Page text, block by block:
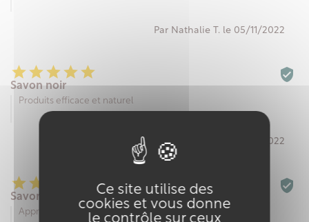
Ce site utilise des
cookies et vous donne
le contrôle sur ceux
Par Nathalie T. le 05/11/2022

Savon noir
Produits efficace et naturel

Par Dominique G. le 14/10/2022

Savon noir
Apprecié pour ses composants naturels
